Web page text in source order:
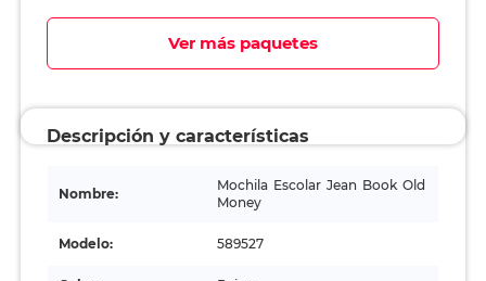
Ver más paquetes
Descripción y características
Nombre:
Mochila Escolar Jean Book Old
Money
Modelo: 589527